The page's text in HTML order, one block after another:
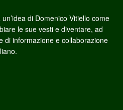
di Domenico Vitiello come
le sue vesti e diventare, ad
di informazione e collaborazione